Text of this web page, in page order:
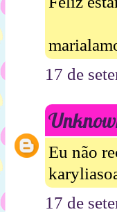
17 de
Eu não
17 de